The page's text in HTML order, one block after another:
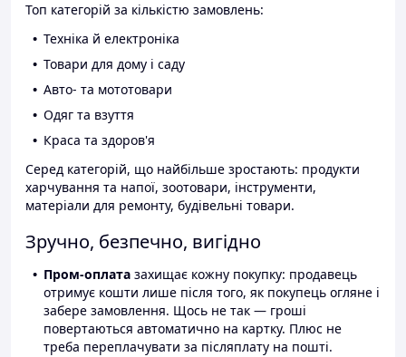
Топ категорій за кількістю замовлень:
Техніка й електроніка
Товари для дому і саду
Авто- та мототовари
Одяг та взуття
Краса та здоров'я
Серед категорій, що найбільше зростають: продукти
харчування та напої, зоотовари, інструменти,
матеріали для ремонту, будівельні товари.
Зручно, безпечно, вигідно
Пром-оплата захищає кожну покупку: продавець
отримує кошти лише після того, як покупець огляне і
забере замовлення. Щось не так — гроші
повертаються автоматично на картку. Плюс не
треба переплачувати за післяплату на пошті.